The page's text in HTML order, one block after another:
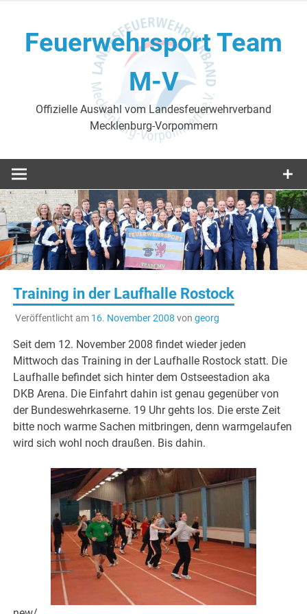
contentFeuerwehrsport Team
M-V
Offizielle Auswahl vom Landesfeuerwehrverband
Mecklenburg-Vorpommern
Training in der Laufhalle Rostock
Veröffentlicht am 16. November 2008 von georg
Seit dem 12. November 2008 findet wieder jeden
Mittwoch das Training in der Laufhalle Rostock statt. Die
Laufhalle befindet sich hinter dem Ostseestadion aka
DKB Arena. Die Einfahrt dahin ist genau gegenüber von
der Bundeswehrkaserne. 19 Uhr gehts los. Die erste Zeit
bitte noch warme Sachen mitbringen, denn warmgelaufen
wird sich wohl noch draußen. Bis dahin.